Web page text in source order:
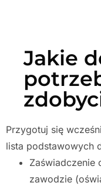
Jakie
Przygotuj się
lista podstawowych
Zaświadczenie
zawodzie